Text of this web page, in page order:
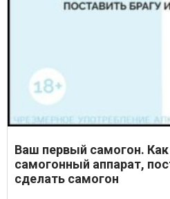
Ваш первый самогон.
самогонный аппарат,
сделать самогон